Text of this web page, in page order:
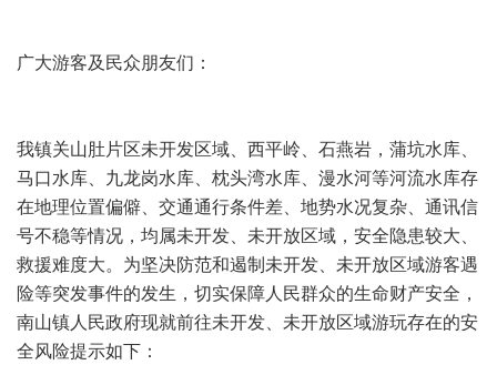
广大游客及民众朋友们：
我镇关山肚片区未开发区域、西平岭、石燕岩，蒲坑水库、
马口水库、九龙岗水库、枕头湾水库、漫水河等河流水库存
在地理位置偏僻、交通通行条件差、地势水况复杂、通讯信
号不稳等情况，均属未开发、未开放区域，安全隐患较大、
救援难度大。为坚决防范和遏制未开发、未开放区域游客遇
险等突发事件的发生，切实保障人民群众的生命财产安全，
南山镇人民政府现就前往未开发、未开放区域游玩存在的安
全风险提示如下：